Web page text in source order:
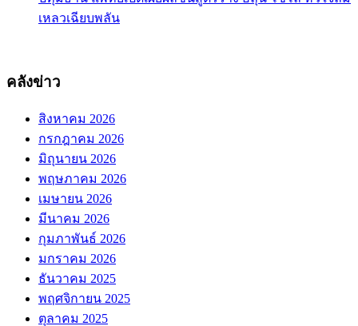
เหลวเฉียบพลัน
คลังข่าว
สิงหาคม 2026
กรกฎาคม 2026
มิถุนายน 2026
พฤษภาคม 2026
เมษายน 2026
มีนาคม 2026
กุมภาพันธ์ 2026
มกราคม 2026
ธันวาคม 2025
พฤศจิกายน 2025
ตุลาคม 2025